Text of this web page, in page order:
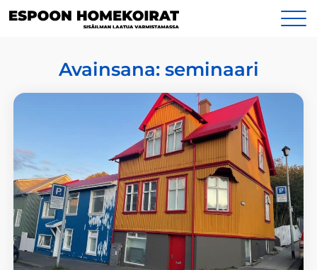
sisältöön
Yhteystiedot
Avainsana: seminaari